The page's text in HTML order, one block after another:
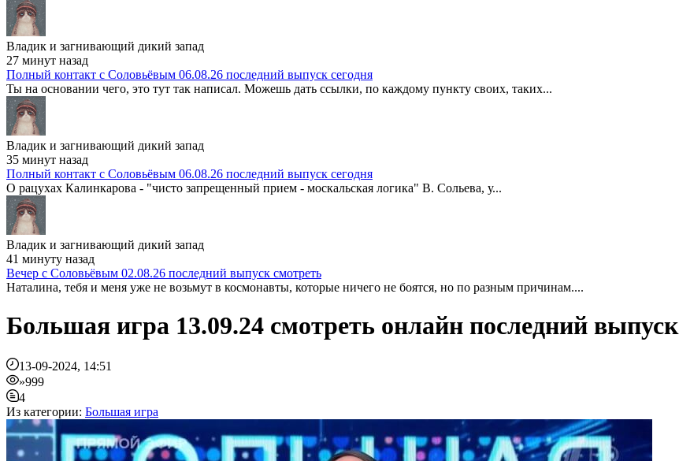
Владик и загнивающий дикий запад
27 минут назад
Полный контакт с Соловьёвым 06.08.26 последний выпуск сегодня
Ты на основании чего, это тут так написал. Можешь дать ссылки, по каждому пункту своих, таких...
Владик и загнивающий дикий запад
35 минут назад
Полный контакт с Соловьёвым 06.08.26 последний выпуск сегодня
О рацухах Калинкарова - "чисто запрещенный прием - москальская логика" В. Сольева, у...
Владик и загнивающий дикий запад
41 минуту назад
Вечер с Соловьёвым 02.08.26 последний выпуск смотреть
Наталина, тебя и меня уже не возьмут в космонавты, которые ничего не боятся, но по разным причинам....
Большая игра 13.09.24 смотреть онлайн последний выпуск
13-09-2024, 14:51
»999
4
Из категории: Большая игра